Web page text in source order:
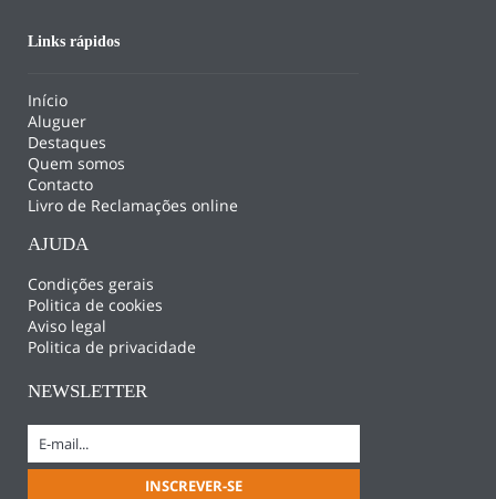
Links rápidos
Início
Aluguer
Destaques
Quem somos
Contacto
Livro de Reclamações online
AJUDA
Condições gerais
Politica de cookies
Aviso legal
Politica de privacidade
NEWSLETTER